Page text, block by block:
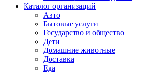
Каталог организаций
Авто
Бытовые услуги
Государство и общество
Дети
Домашние животные
Доставка
Еда